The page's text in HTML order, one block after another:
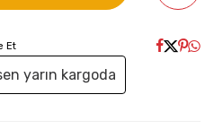
Et
yarın kargoda